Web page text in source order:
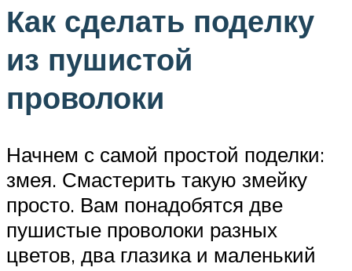
Как сделать поделку
из пушистой
проволоки
Начнем с самой простой поделки:
змея. Смастерить такую змейку
просто. Вам понадобятся две
пушистые проволоки разных
цветов, два глазика и маленький